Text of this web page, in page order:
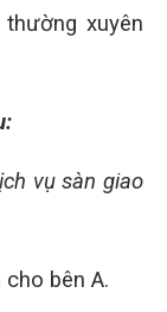
xuyên
vụ sàn giao
bên A.